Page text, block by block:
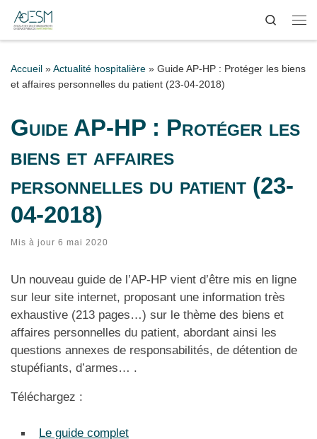
Passer au contenu
Search
Accueil »Actualité hospitalière » Guide AP-HP : Protéger les biens
et affaires personnelles du patient (23-04-2018)
Guide AP-HP : Protéger les
biens et affaires
personnelles du patient (23-
04-2018)
Mis à jour 6 mai 2020
Un nouveau guide de l’AP-HP vient d’être mis en ligne
sur leur site internet, proposant une information très
exhaustive (213 pages…) sur le thème des biens et
affaires personnelles du patient, abordant ainsi les
questions annexes de responsabilités, de détention de
stupéfiants, d’armes… .
Téléchargez :
Le guide complet